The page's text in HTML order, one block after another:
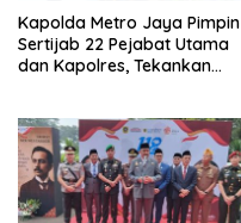
Kapolda Metro Jaya Pimpin
Sertijab 22 Pejabat Utama
dan Kapolres, Tekankan